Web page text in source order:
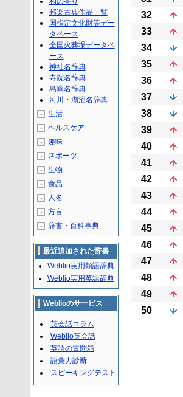
32
33
34
35
36
37
38
39
40
41
42
43
44
45
46
47
48
49
50
邦楽古典作品一覧
国指定文化財等デー
タベース
全国火葬場データベ
ース
神社名辞典
寺院名辞典
島嶼名辞典
河川・湖沼名辞典
＋ 生活
＋ ヘルスケア
＋ 趣味
＋ スポーツ
＋ 生物
＋ 食品
＋ 人名
＋ 方言
＋ 辞書・百科事典
最近追加された辞書
Weblio実用類語辞典
Weblio実用英語辞典
Weblioのサービス
英会話コラム
Weblio英会話
英語の質問箱
語彙力診断
スピーキングテスト